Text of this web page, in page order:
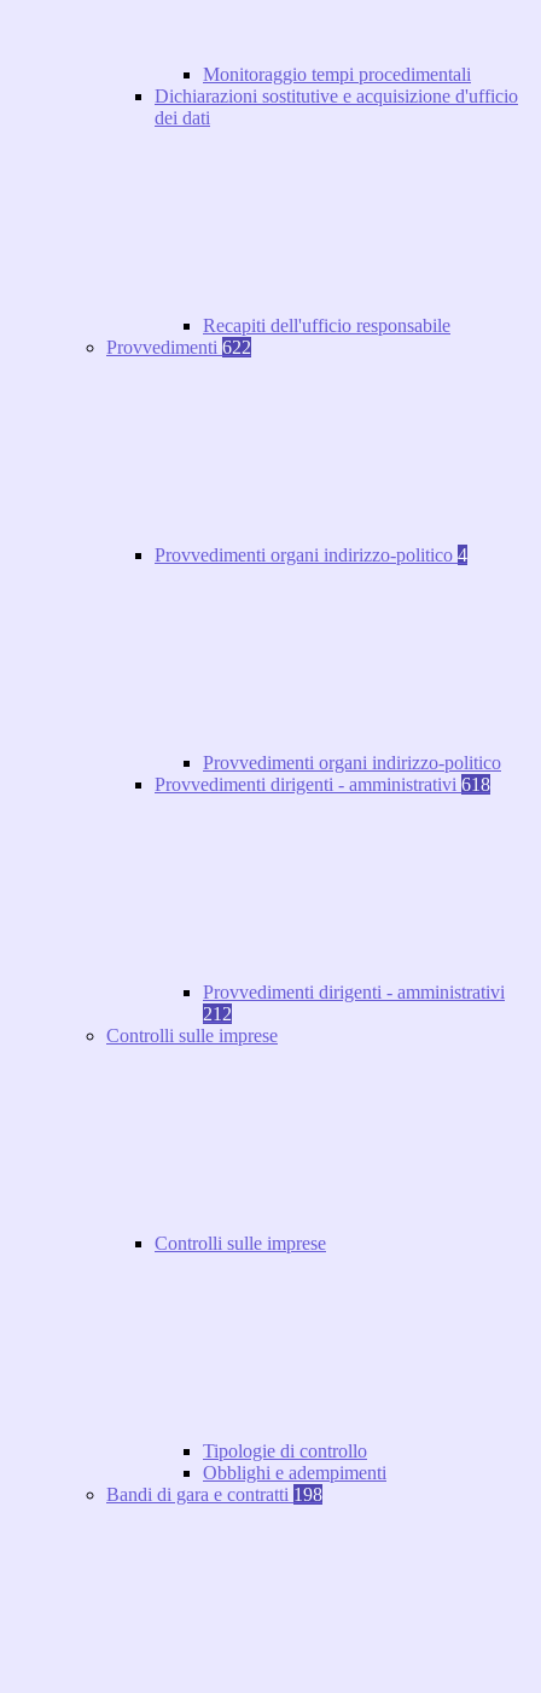
Monitoraggio tempi procedimentali
Dichiarazioni sostitutive e acquisizione d'ufficio
dei dati
Recapiti dell'ufficio responsabile
Provvedimenti 622
Provvedimenti organi indirizzo-politico 4
Provvedimenti organi indirizzo-politico
Provvedimenti dirigenti - amministrativi 618
Provvedimenti dirigenti - amministrativi
212
Controlli sulle imprese
Controlli sulle imprese
Tipologie di controllo
Obblighi e adempimenti
Bandi di gara e contratti 198